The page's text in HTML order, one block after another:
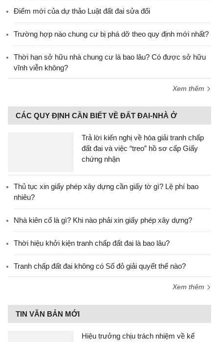
Điểm mới của dự thảo Luật đất đai sửa đổi
Trường hợp nào chung cư bị phá dỡ theo quy định mới nhất?
Thời hạn sở hữu nhà chung cư là bao lâu? Có được sở hữu
vĩnh viễn không?
Xem thêm
CÁC QUY ĐỊNH CẦN BIẾT VỀ ĐẤT ĐAI-NHÀ Ở
Trả lời kiến nghị về hòa giải tranh chấp
đất đai và việc “treo” hồ sơ cấp Giấy
chứng nhận
Thủ tục xin giấy phép xây dựng cần giấy tờ gì? Lệ phí bao
nhiêu?
Nhà kiên cố là gì? Khi nào phải xin giấy phép xây dựng?
Thời hiệu khởi kiện tranh chấp đất đai là bao lâu?
Tranh chấp đất đai không có Sổ đỏ giải quyết thế nào?
Xem thêm
TIN VĂN BẢN MỚI
Hiệu trưởng chịu trách nhiệm về kế